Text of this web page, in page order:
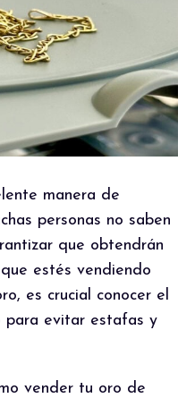
manera de
personas no saben
que obtendrán
estés vendiendo
es crucial conocer el
para evitar estafas y
vender tu oro de